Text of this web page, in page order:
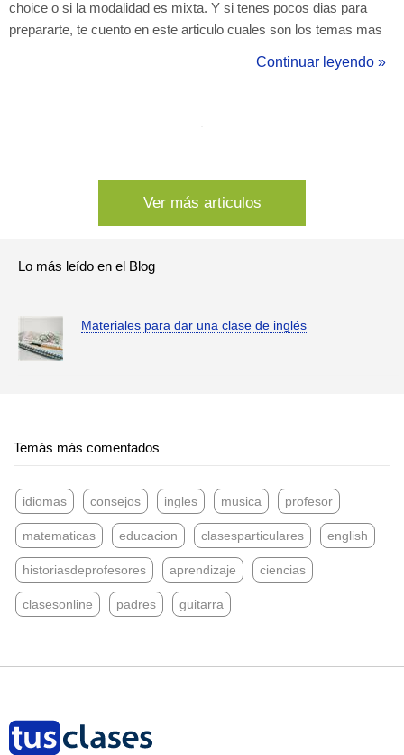
choice o si la modalidad es mixta. Y si tenes pocos dias para
prepararte, te cuento en este articulo cuales son los temas mas
MATEMATICO Empeza por conjuntos numericos, por saber
Continuar leyendo »
Ver más articulos
Lo más leído en el Blog
Materiales para dar una clase de inglés
Temás más comentados
idiomas consejos ingles musica profesor
matematicas educacion clasesparticulares english
historiasdeprofesores aprendizaje ciencias
clasesonline padres guitarra